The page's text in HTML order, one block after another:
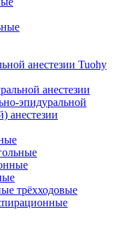
анестезии Tuohy
анестезии
эпидуральной
анестезии
трёхходовые